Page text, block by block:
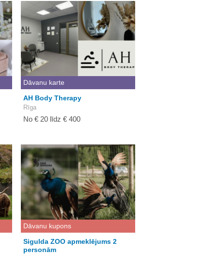
Dāvanu karte
AH Body Therapy
Rīga
No € 20 līdz € 400
Dāvanu kupons
Sigulda ZOO apmeklējums 2
personām